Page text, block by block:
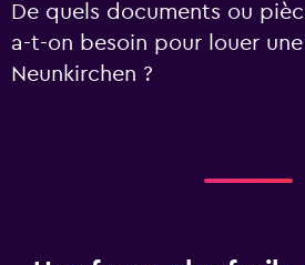
De quels documents ou
a-t-on besoin pour louer
Neunkirchen ?